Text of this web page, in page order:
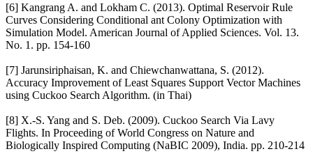
[6] Kangrang A. and Lokham C. (2013). Optimal Reservoir Rule
Curves Considering Conditional ant Colony Optimization with
Simulation Model. American Journal of Applied Sciences. Vol. 13.
No. 1. pp. 154-160
[7] Jarunsiriphaisan, K. and Chiewchanwattana, S. (2012).
Accuracy Improvement of Least Squares Support Vector Machines
using Cuckoo Search Algorithm. (in Thai)
[8] X.-S. Yang and S. Deb. (2009). Cuckoo Search Via Lavy
Flights. In Proceeding of World Congress on Nature and
Biologically Inspired Computing (NaBIC 2009), India. pp. 210-214